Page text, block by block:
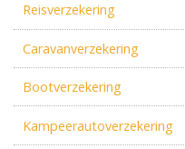
Reisverzekering
Caravanverzekering
Bootverzekering
Kampeerautoverzekering